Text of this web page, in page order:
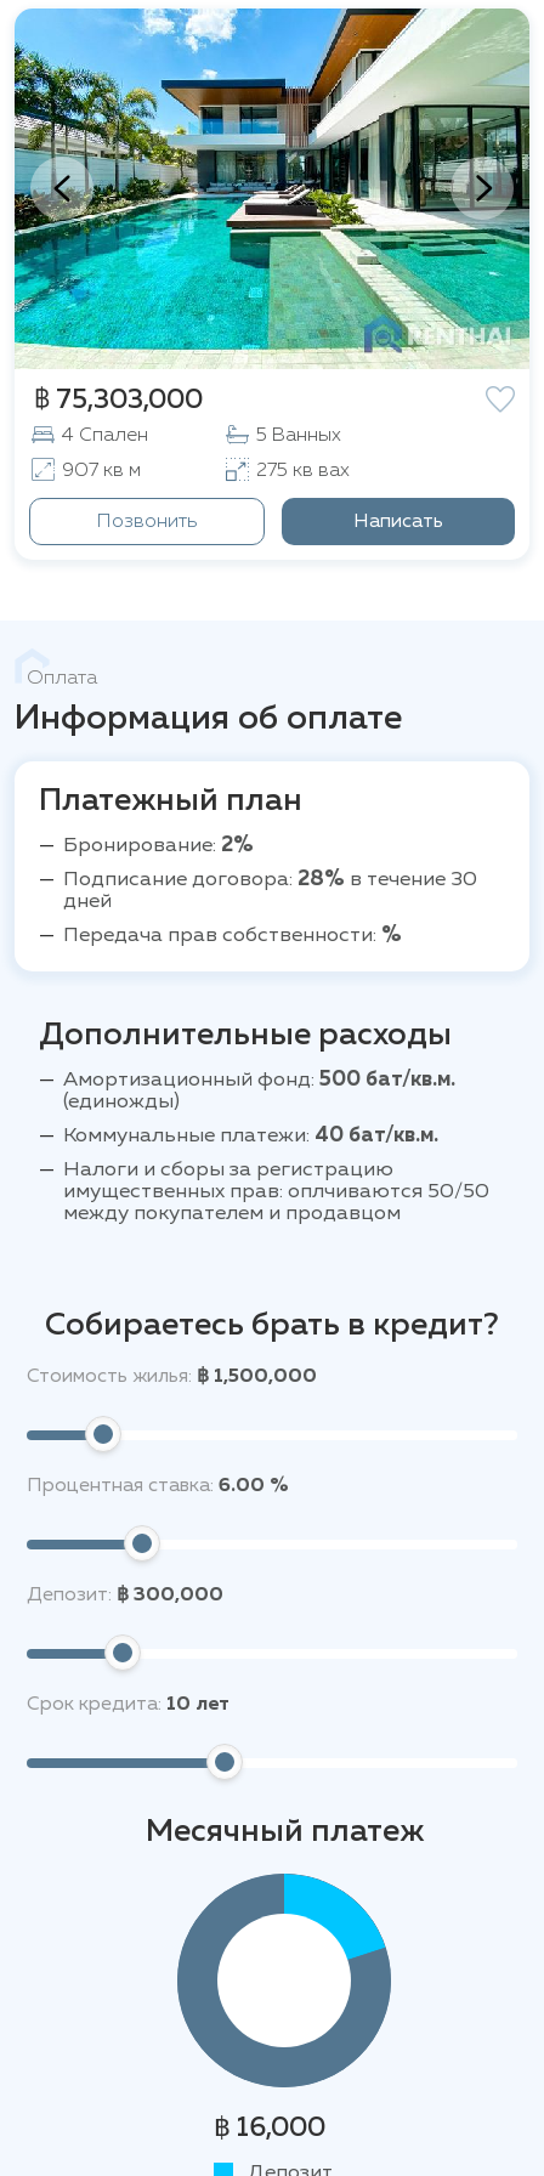
расположены многочисленные рестораны, кафе, а
также крупные торговые центры, такие как
Porto
de Phuketи Tesco Lotus, предоставляющие
широкие возможности для шопинга и
развлечений. Любители активного образа жизни
оценят близость спортивных клубов и гольф-
полей. Благодаря удобной транспортной
развязке, международный аэропорт Пхукета
находится всего в получасе езды от комплекса.
฿ 75,303,000
4 Спален
5 Ванных
907 кв м
275 кв вах
Позвонить Написать
Оплата
Информация об оплате
Платежный план
Бронирование: 2%
Подписание договора: 28% в течение 30
дней
Передача прав собственности: %
Дополнительные расходы
Амортизационный фонд: 500 бат/кв.м.
(единожды)
Коммунальные платежи: 40 бат/кв.м.
Налоги и сборы за регистрацию
имущественных прав: оплчиваются 50/50
между покупателем и продавцом
Собираетесь брать в кредит?
Стоимость жилья: ฿ 1,500,000
Процентная ставка: 6.00 %
Депозит: ฿ 300,000
Срок кредита: 10 лет
Месячный платеж
฿ 16,000